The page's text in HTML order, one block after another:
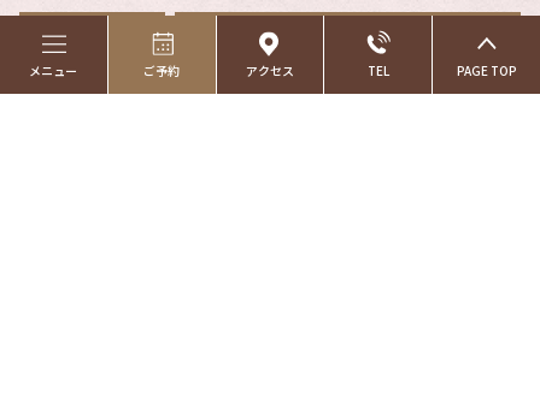
メニュー ご予約 アクセス TEL PAGE TOP
ご予約
8:00〜18:00(L.O.17:30)